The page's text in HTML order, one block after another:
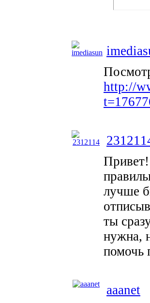
http://
лучше
ты
нужна,
помочь
aaanet